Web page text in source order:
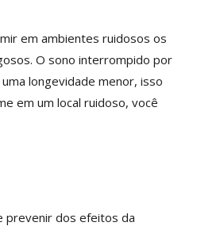
em ambientes ruidosos os
O sono interrompido por
longevidade menor, isso
em um local ruidoso, você
prevenir dos efeitos da